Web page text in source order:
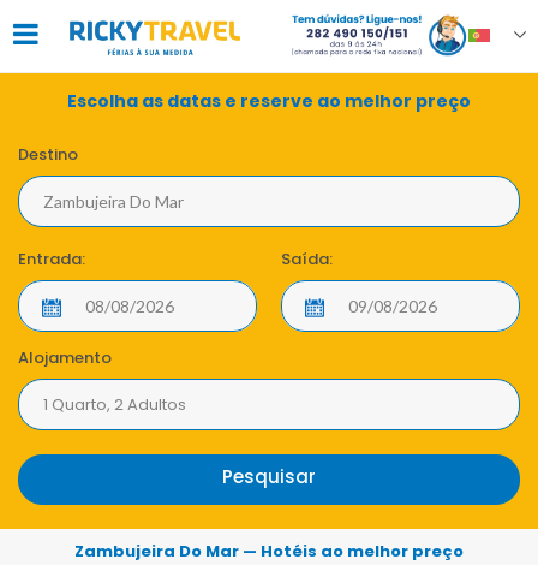
Escolha as datas e reserve ao melhor preço
Destino
Entrada: Saída:
Alojamento
1 Quarto, 2 Adultos
Pesquisar
Zambujeira Do Mar — Hotéis ao melhor preço